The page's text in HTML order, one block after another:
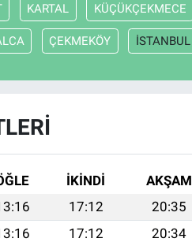
KARTAL KÜÇÜKÇEKMECE
ÇEKMEKÖY İSTANBUL
İKINDI AKŞAM
17:12 20:35
17:12 20:34